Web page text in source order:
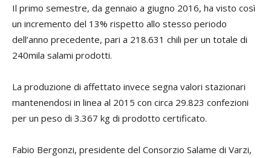
Il primo semestre, da gennaio a giugno 2016, ha visto così
un incremento del 13% rispetto allo stesso periodo
dell’anno precedente, pari a 218.631 chili per un totale di
240mila salami prodotti.
La produzione di affettato invece segna valori stazionari
mantenendosi in linea al 2015 con circa 29.823 confezioni
per un peso di 3.367 kg di prodotto certificato.
Fabio Bergonzi, presidente del Consorzio Salame di Varzi,